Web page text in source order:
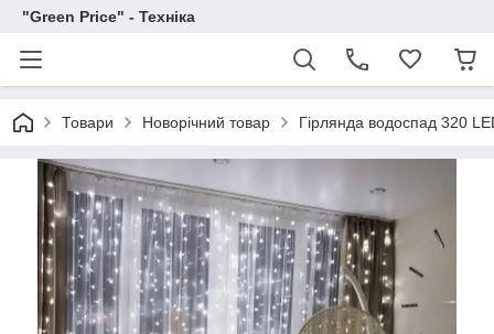
"Green Price" - Техніка
Товари Новорічний товар Гірлянда водоспад 320